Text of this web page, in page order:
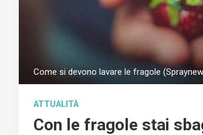
Come si devono lavare le fragole
ATTUALITÀ
Con le fragole stai